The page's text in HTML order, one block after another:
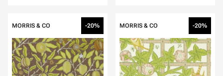
MORRIS & CO -20% MORRIS & CO -20%